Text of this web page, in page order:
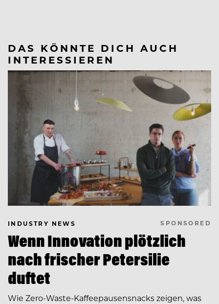
DAS KÖNNTE DICH AUCH
INTERESSIEREN
INDUSTRY NEWS SPONSORED
Wenn Innovation plötzlich
nach frischer Petersilie
duftet
Wie Zero-Waste-Kaffeepausensnacks zeigen, was